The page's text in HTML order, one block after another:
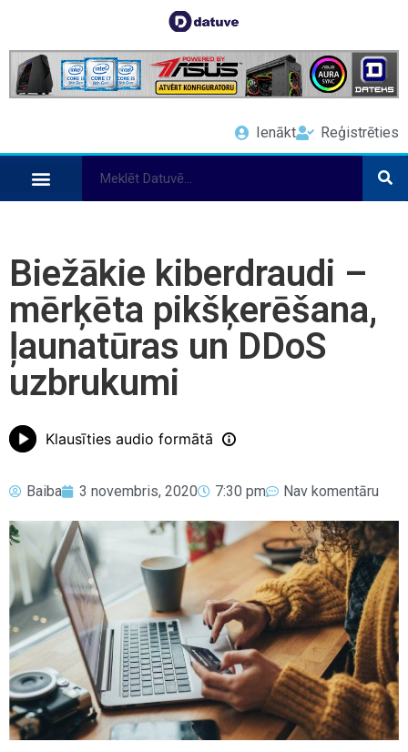
Ienākt Reģistrēties
Biežākie kiberdraudi –
mērķēta pikšķerēšana,
ļaunatūras un DDoS
uzbrukumi
Klausīties audio formātā
Baiba 3 novembris, 2020 7:30 pm Nav komentāru